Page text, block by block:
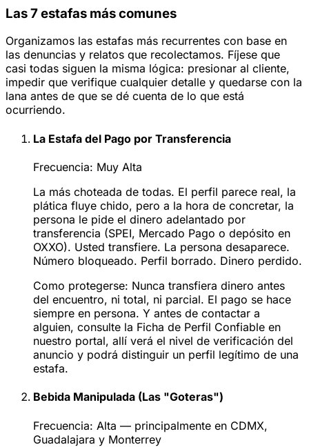
Las 7 estafas más comunes
Organizamos las estafas más recurrentes con base en
las denuncias y relatos que recolectamos. Fíjese que
casi todas siguen la misma lógica: presionar al cliente,
impedir que verifique cualquier detalle y quedarse con la
lana antes de que se dé cuenta de lo que está
ocurriendo.
La Estafa del Pago por Transferencia
Frecuencia: Muy Alta
La más choteada de todas. El perfil parece real, la
plática fluye chido, pero a la hora de concretar, la
persona le pide el dinero adelantado por
transferencia (SPEI, Mercado Pago o depósito en
OXXO). Usted transfiere. La persona desaparece.
Número bloqueado. Perfil borrado. Dinero perdido.
Como protegerse: Nunca transfiera dinero antes
del encuentro, ni total, ni parcial. El pago se hace
siempre en persona. Y antes de contactar a
alguien, consulte la Ficha de Perfil Confiable en
nuestro portal, allí verá el nivel de verificación del
anuncio y podrá distinguir un perfil legítimo de una
estafa.
Bebida Manipulada (Las "Goteras")
Frecuencia: Alta — principalmente en CDMX,
Guadalajara y Monterrey